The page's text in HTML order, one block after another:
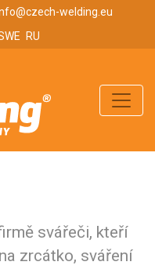
welding.eu
RU
svářeči, kteří
zrcátko, sváření